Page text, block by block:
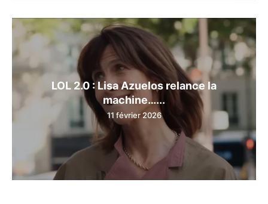
LOL 2.0 : Lisa Azuelos relance la
machine…...
11 février 2026